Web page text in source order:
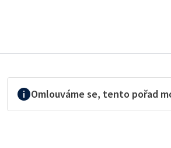
Omlouváme se, tento pořad